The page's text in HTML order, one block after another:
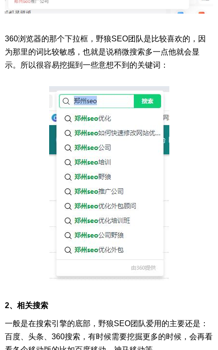
360浏览器的那个下拉框，野狼SEO团队是比较喜欢的，因
为那里的词比较敏感，也就是说稍微搜索多一点他就会显
示。所以很容易挖掘到一些意想不到的关键词：
2、相关搜索
一般是在搜索引擎的底部，野狼SEO团队爱用的主要还是：
百度、头条、360搜索，有时候需要挖掘更多的时候，会再看